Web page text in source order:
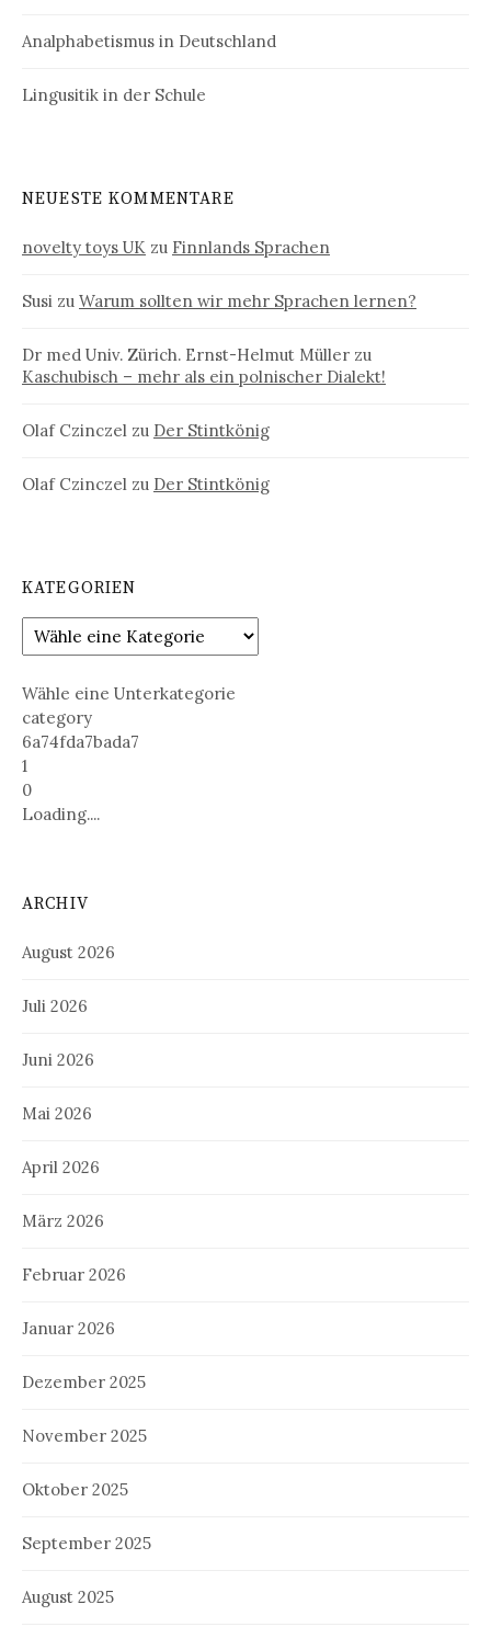
Analphabetismus in Deutschland
Lingusitik in der Schule
NEUESTE KOMMENTARE
novelty toys UK zu Finnlands Sprachen
Susi zu Warum sollten wir mehr Sprachen lernen?
Dr med Univ. Zürich. Ernst-Helmut Müller zu
Kaschubisch – mehr als ein polnischer Dialekt!
Olaf Czinczel zu Der Stintkönig
Olaf Czinczel zu Der Stintkönig
KATEGORIEN
Wähle eine Unterkategorie
category
6a74fda7bada7
1
0
Loading....
ARCHIV
August 2026
Juli 2026
Juni 2026
Mai 2026
April 2026
März 2026
Februar 2026
Januar 2026
Dezember 2025
November 2025
Oktober 2025
September 2025
August 2025